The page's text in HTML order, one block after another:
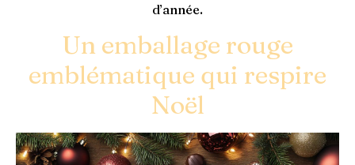
d’année.
Un emballage rouge
emblématique qui respire
Noël